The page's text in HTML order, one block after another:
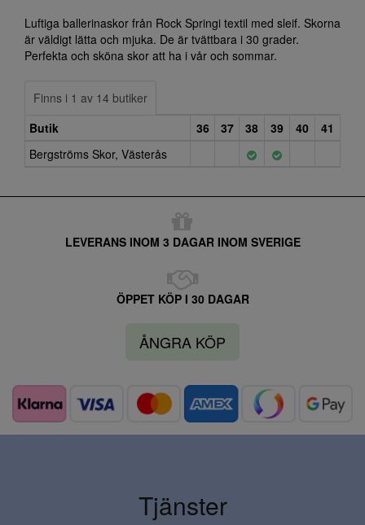
Luftiga ballerinaskor från Rock Springi textil med sleif. Skorna
är väldigt lätta och mjuka. De är tvättbara i 30 grader.
Perfekta och sköna skor att ha i vår och sommar.
Finns i 1 av 14 butiker
Butik
36 37 38 39 40
41
Bergströms Skor, Västerås
LEVERANS INOM 3 DAGAR INOM SVERIGE
ÖPPET KÖP I 30 DAGAR
ÅNGRA KÖP
Tjänster